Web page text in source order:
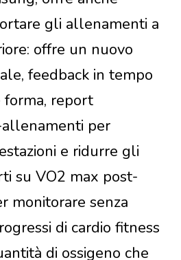
gli allenamenti a
offre un nuovo
feedback in tempo
report
per
e ridurre gli
su VO2 max post-
monitorare senza
di cardio fitness
di ossigeno che